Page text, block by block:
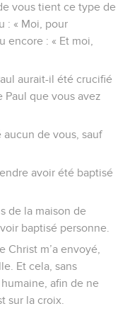
vous tient ce type de
: « Moi, pour
encore : « Et moi,
aurait-il été crucifié
Paul que vous avez
aucun de vous, sauf
avoir été baptisé
de la maison de
baptisé personne.
Christ m’a envoyé,
Et cela, sans
afin de ne
sur la croix.